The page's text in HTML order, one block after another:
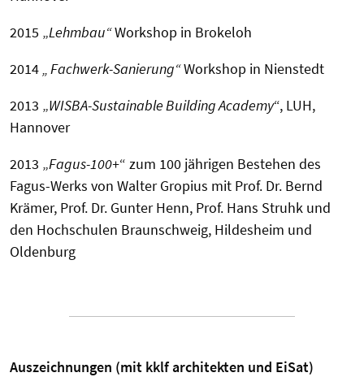
2015 „Lehmbau“Workshop in Brokeloh
2014„ Fachwerk-Sanierung“Workshop in Nienstedt
2013 „WISBA-Sustainable Building Academy“, LUH,
Hannover
2013 „Fagus-100+“ zum 100 jährigen Bestehen des
Fagus-Werks von Walter Gropius mit Prof. Dr. Bernd
Krämer, Prof. Dr. Gunter Henn, Prof. Hans Struhk und
den Hochschulen Braunschweig, Hildesheim und
Oldenburg
Auszeichnungen (mit kklf architekten und EiSat)